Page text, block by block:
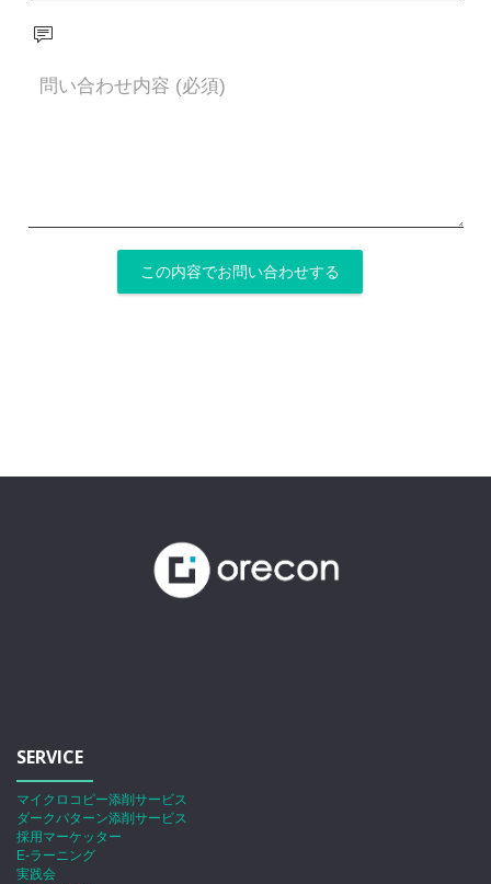
SERVICE
マイクロコピー添削サービス
ダークパターン添削サービス
採用マーケッター
E-ラーニング
実践会